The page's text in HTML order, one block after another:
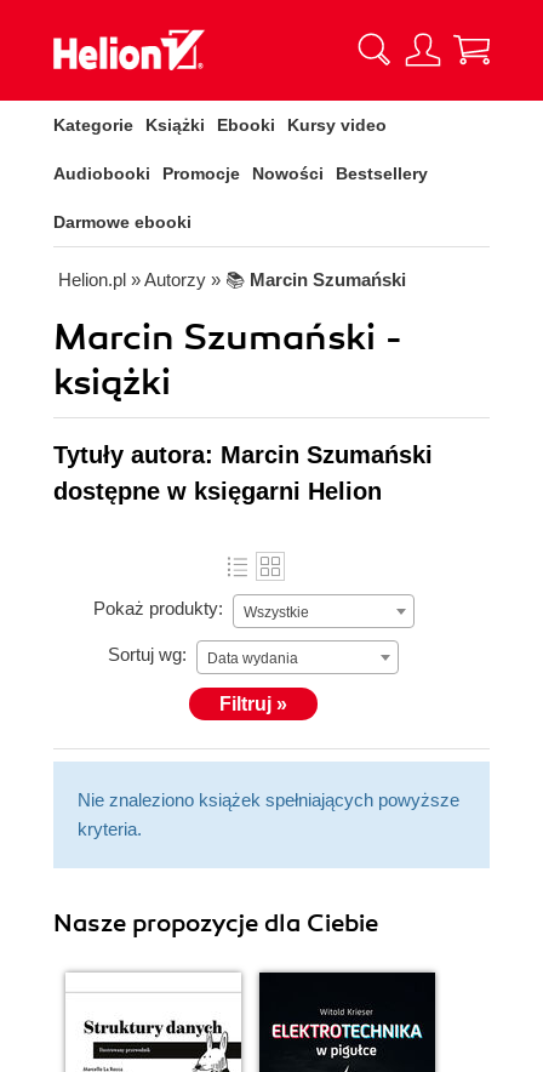
Kategorie Książki Ebooki Kursy video
Audiobooki Promocje Nowości Bestsellery
Darmowe ebooki
Helion.pl » Autorzy » 📚 Marcin Szumański
Marcin Szumański -
książki
Tytuły autora: Marcin Szumański
dostępne w księgarni Helion
Pokaż produkty: Wszystkie
Sortuj wg: Data wydania
Filtruj »
Nie znaleziono książek spełniających powyższe
kryteria.
Nasze propozycje dla Ciebie